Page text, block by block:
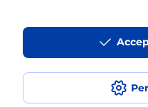
Accessibilité : partiellement
Conditions contractuelles
Mentions légales